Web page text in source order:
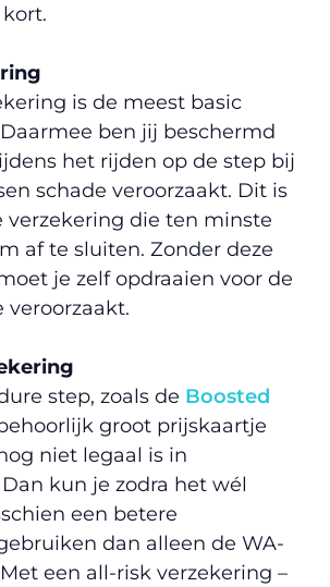
is de meest basic
ben jij beschermd
het rijden op de step bij
schade veroorzaakt. Dit is
verzekering die ten minste
af te sluiten. Zonder deze
je zelf opdraaien voor de
veroorzaakt.
step, zoals de Boosted
groot prijskaartje
niet legaal is in
kun je zodra het wél
een betere
dan alleen de WA-
een all-risk verzekering –